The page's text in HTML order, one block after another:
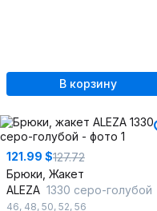
В корзину
121.99 $127.72
Брюки, Жакет
ALEZA 1330 серо-голубой
46, 48, 50, 52, 56